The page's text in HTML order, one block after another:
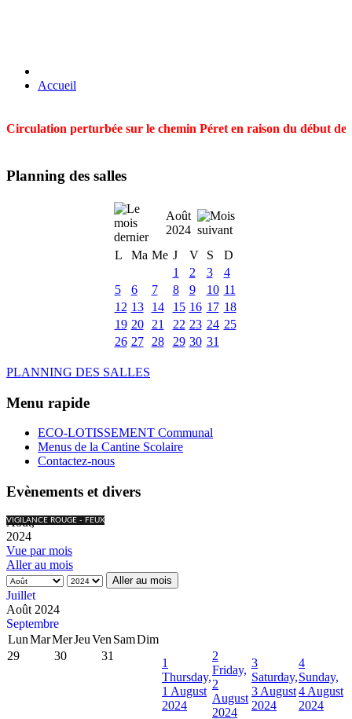
Accueil
Circulation perturbée sur le chemin Péret en raison du début
Planning des salles
Août
2024
L
Ma Me J V S
D
1
2 3
4
5
6 7 8 9 10 11
12 13 14 15 16 17 18
19 20 21 22 23 24 25
26 27 28 29 30 31
PLANNING DES SALLES
Menu rapide
ECO-LOTISSEMENT Communal
Menus de la Cantine Scolaire
Contactez-nous
Evènements et divers
VIGILANCE ROUGE - FEUX
Août,
2024
Vue par mois
Aller au mois
Aller au mois
Juillet
Août 2024
Septembre
LunMarMerJeuVen SamDim
29
30 31
1
Thursday,
1 August
2024
2
Friday,
2
August
2024
3
Saturday,
3 August
2024
4
Sunday,
4 August
2024